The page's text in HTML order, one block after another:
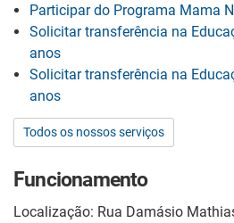
Participar do Programa Mama
Solicitar transferência na
anos
Solicitar transferência na
anos
Todos os nossos serviços
Funcionamento
Localização: Rua Damásio